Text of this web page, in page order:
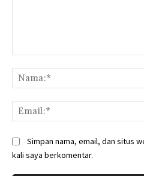
Simpan nama, email, dan situs
kali saya berkomentar.